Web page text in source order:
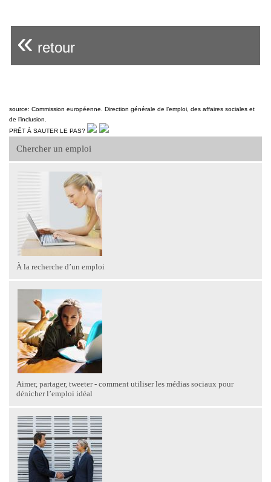
Chercher un emploi
À la recherche d’un emploi
Aimer, partager, tweeter - comment utiliser les médias sociaux pour
dénicher l’emploi idéal
« retour
source: Commission européenne. Direction générale de l’emploi, des affaires sociales et
de l’inclusion.
PRÊT À SAUTER LE PAS?